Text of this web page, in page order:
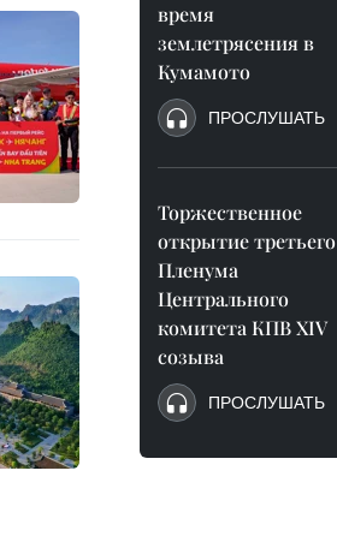
время
землетрясения в
Кумамото
ПРОСЛУШАТЬ
Торжественное
открытие третьего
Пленума
Центрального
комитета КПВ XIV
созыва
ПРОСЛУШАТЬ